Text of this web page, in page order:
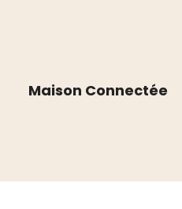
Maison Connectée